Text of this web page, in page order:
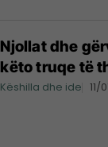
Njollat dhe
këto truqe të
Këshilla dhe ide 11/